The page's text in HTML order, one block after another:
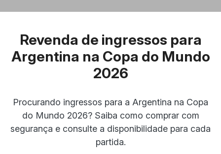
Revenda de ingressos para
Argentina na Copa do Mundo
2026
Procurando ingressos para a Argentina na Copa
do Mundo 2026? Saiba como comprar com
segurança e consulte a disponibilidade para cada
partida.